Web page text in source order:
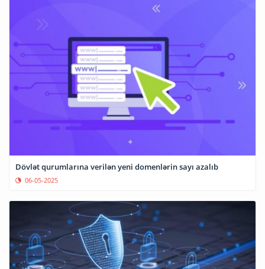
Dövlət qurumlarına verilən yeni domenlərin sayı azalıb
06-05-2025